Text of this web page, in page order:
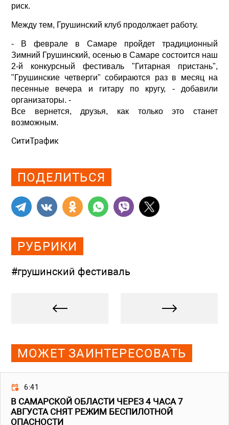
риск.
Между тем, Грушинский клуб продолжает работу.
- В феврале в Самаре пройдет традиционный
Зимний Грушинский, осенью в Самаре состоится наш
2-й конкурсный фестиваль "Гитарная пристань",
"Грушинские четверги" собираются раз в месяц на
песенные вечера и гитару по кругу, - добавили
организаторы. -
Все вернется, друзья, как только это станет
возможным.
СитиТрафик
ПОДЕЛИТЬСЯ
РУБРИКИ
#грушинский фестиваль
МОЖЕТ ЗАИНТЕРЕСОВАТЬ
6:41
В САМАРСКОЙ ОБЛАСТИ ЧЕРЕЗ 4 ЧАСА 7
АВГУСТА СНЯТ РЕЖИМ БЕСПИЛОТНОЙ
ОПАСНОСТИ